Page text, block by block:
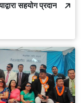
सहयोग प्रदान